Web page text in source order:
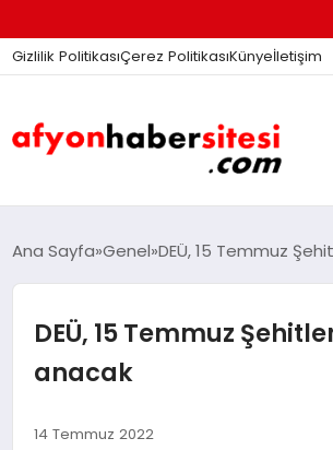
Gizlilik PolitikasıÇerez PolitikasıKünyeİletişim
ANASAYFA
GÜNDEM
Ana Sayfa Genel DEÜ, 15 Temmuz
DEÜ, 15 Temmuz
anacak
14 Temmuz 2022